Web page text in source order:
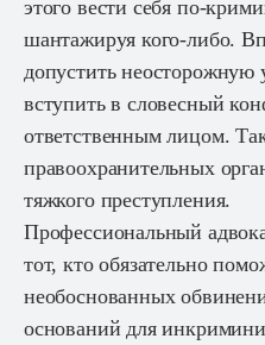
этого вести себя по-
шантажируя кого-либо.
допустить неосторожную
вступить в словесный
ответственным лицом.
правоохранительных
тяжкого преступления.
Профессиональный
тот, кто обязательно
необоснованных
оснований для